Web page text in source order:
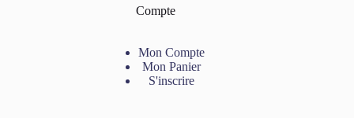
Compte
Mon Compte
Mon Panier
S'inscrire